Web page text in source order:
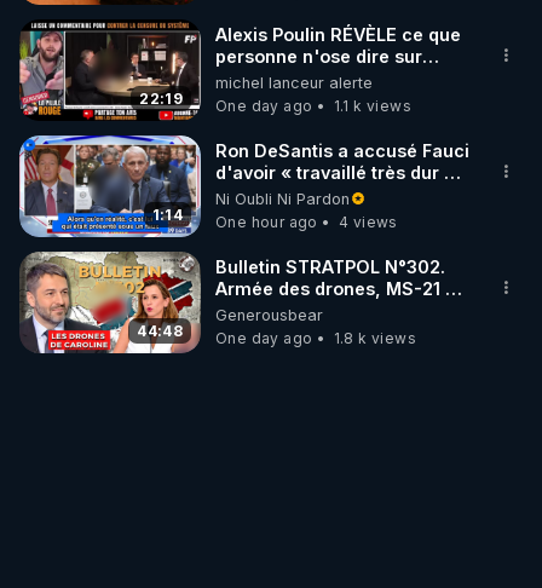
22:19
Alexis Poulin RÉVÈLE ce que
personne n'ose dire sur
l'Union européenne (C'est
explosif)
michel lanceur alerte
One day ago
1.1 k views
1:14
Ron DeSantis a accusé Fauci
d'avoir « travaillé très dur »
pour de longues fermetures
d'écoles
Ni Oubli Ni Pardon
One hour ago
4 views
44:48
Bulletin STRATPOL N°302.
Armée des drones, MS-21 en
série, missiles coréens.
07.08.2026.
Generousbear
One day ago
1.8 k views